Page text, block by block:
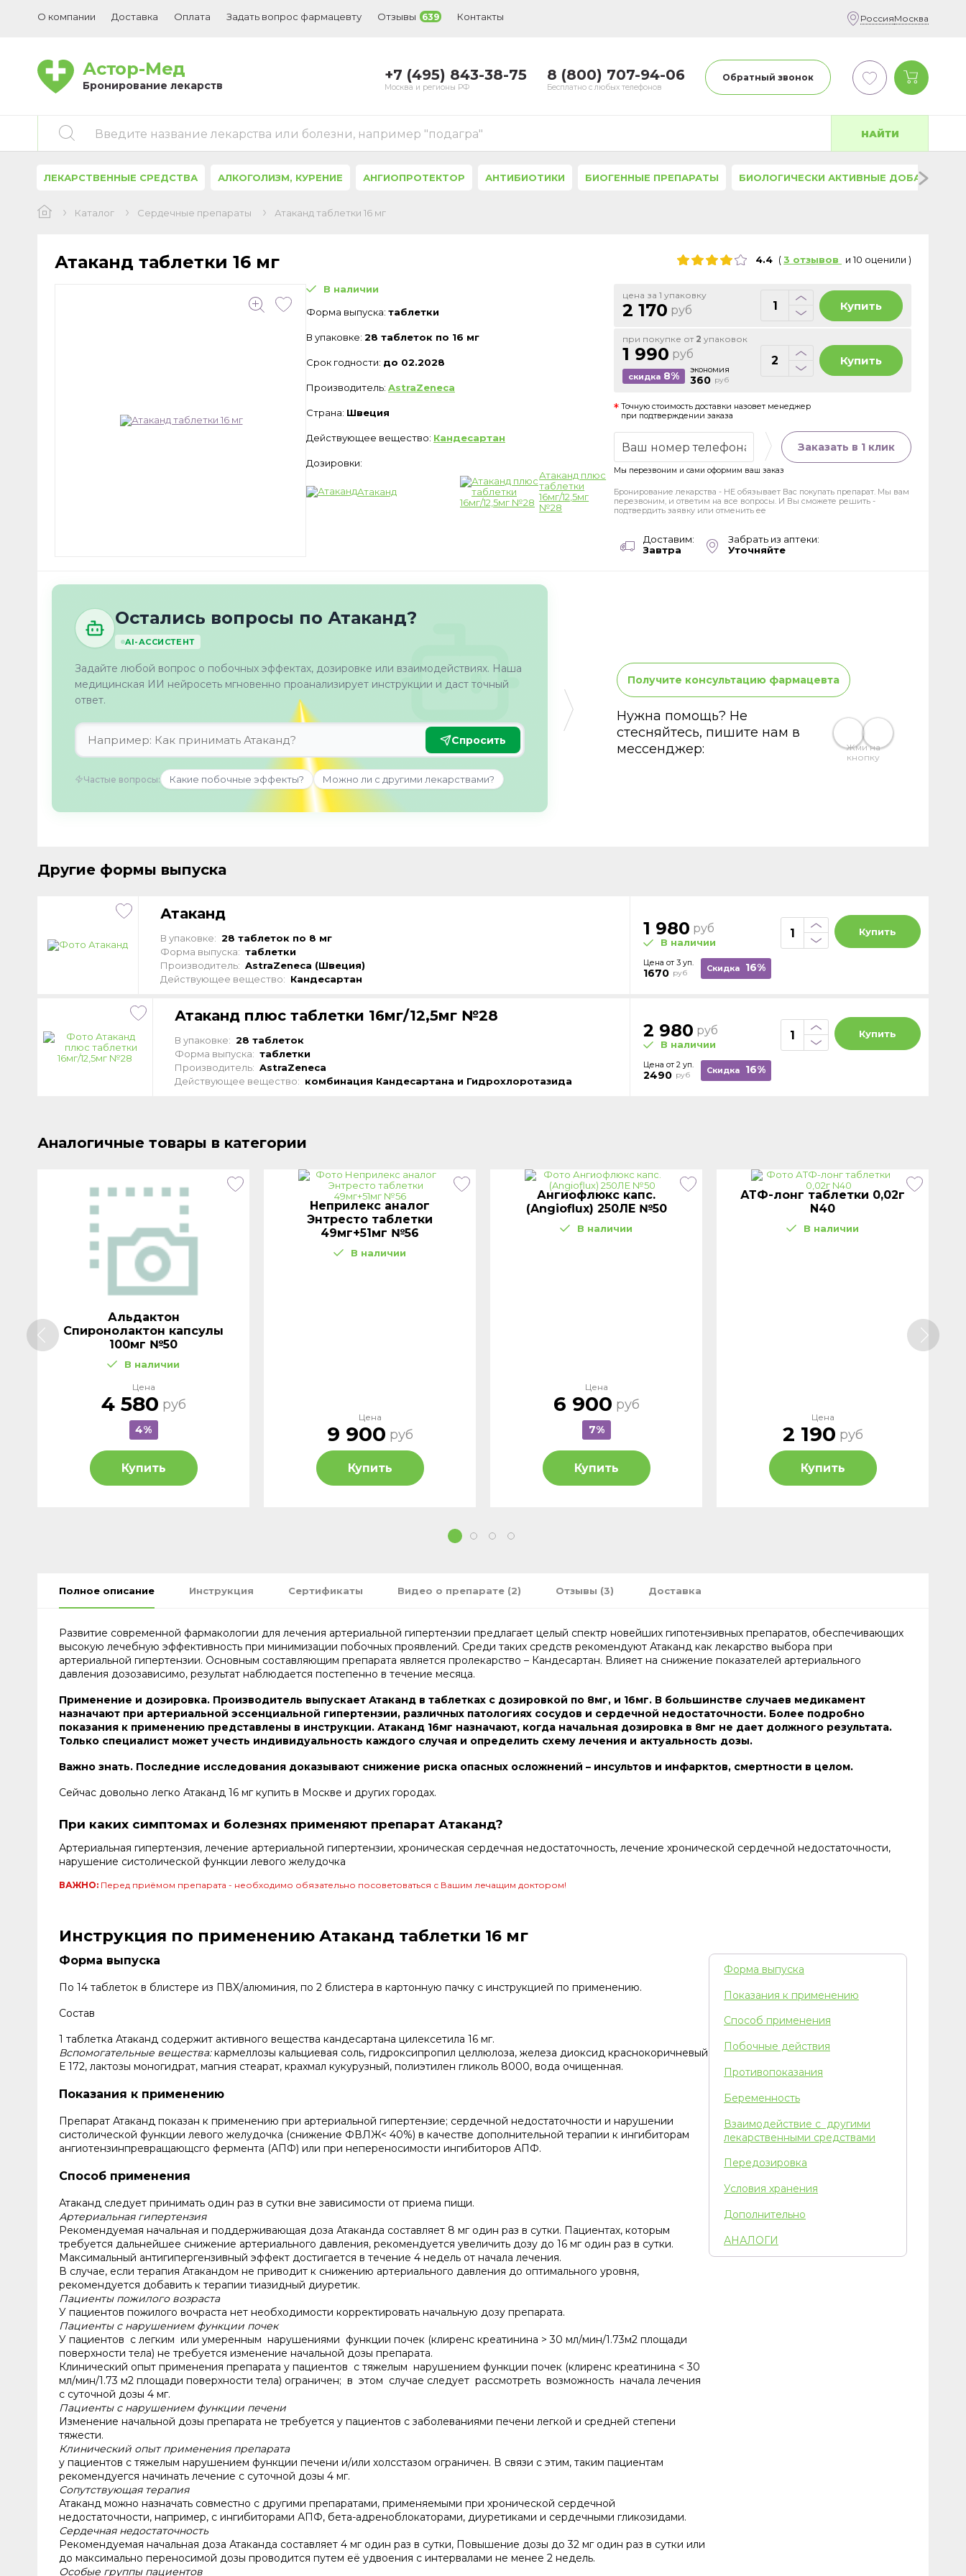
О компании Доставка Оплата Задать вопрос фармацевту Отзывы 639 Контакты РоссияМосква
Астор-Мед
Бронирование лекарств
+7 (495) 843-38-75
Москва и регионы РФ
8 (800) 707-94-06
Бесплатно с любых телефонов
Обратный звонок
Введите название лекарства или болезни, например "подагра" НАЙТИ
ЛЕКАРСТВЕННЫЕ СРЕДСТВА АЛКОГОЛИЗМ, КУРЕНИЕ АНГИОПРОТЕКТОР АНТИБИОТИКИ БИОГЕННЫЕ ПРЕПАРАТЫ БИОЛОГИЧЕСКИ АКТИВНЫЕ ДОБАВКИ
Каталог Сердечные препараты Атаканд таблетки 16 мг
Атаканд таблетки 16 мг 4.4 (3 отзывов и10 оценили )
В наличии
Форма выпуска: таблетки
В упаковке: 28 таблеток по 16 мг
Срок годности: до 02.2028
Производитель: AstraZeneca
Страна: Швеция
Действующее вещество: Кандесартан
Дозировки:
Атаканд
Атаканд плюс
таблетки
16мг/12,5мг
№28
цена за 1 упаковку
2 170 руб Купить
при покупке от 2 упаковок
1 990 руб
скидка 8% экономия
360 руб
Купить
Точную стоимость доставки назовет менеджер
при подтверждении заказа
Заказать в 1 клик
Мы перезвоним и сами оформим ваш заказ
Бронирование лекарства - НЕ обязывает Вас покупать препарат. Мы вам
перезвоним, и ответим на все вопросы. И Вы сможете решить -
подтвердить заявку или отменить ее
Доставим:
Завтра
Забрать из аптеки:
Уточняйте
Остались вопросы по Атаканд?
AI-АССИСТЕНТ
Задайте любой вопрос о побочных эффектах, дозировке или взаимодействиях. Наша
медицинская ИИ нейросеть мгновенно проанализирует инструкции и даст точный
ответ.
Спросить
Частые вопросы: Какие побочные эффекты? Можно ли с другими лекарствами?
Получите консультацию фармацевта
Нужна помощь? Не
стесняйтесь, пишите нам в
мессенджер:
Жми на
кнопку
Другие формы выпуска
Атаканд
В упаковке: 28 таблеток по 8 мг
Форма выпуска: таблетки
Производитель: AstraZeneca (Швеция)
Действующее вещество: Кандесартан
1 980 руб
В наличии
Цена от 3 уп.
1670 руб Скидка 16%
Купить
Атаканд плюс таблетки 16мг/12,5мг №28
В упаковке: 28 таблеток
Форма выпуска: таблетки
Производитель: AstraZeneca
Действующее вещество: комбинация Кандесартана и Гидрохлоротазида
2 980 руб
В наличии
Цена от 2 уп.
2490 руб Скидка 16%
Купить
Аналогичные товары в категории
Альдактон
Cпиронолактон капсулы
100мг №50
В наличии
Цена
4 580 руб
4%
Купить
Неприлекс аналог
Энтресто таблетки
49мг+51мг №56
В наличии
Цена
9 900 руб
Купить
Ангиофлюкс капс.
(Angioflux) 250ЛЕ №50
В наличии
Цена
6 900 руб
7%
Купить
АТФ-лонг таблетки 0,02г
N40
В наличии
Цена
2 190 руб
Купить
Полное описание Инструкция Сертификаты Видео о препарате (2) Отзывы (3) Доставка
Развитие современной фармакологии для лечения артериальной гипертензии предлагает целый спектр новейших гипотензивных препаратов, обеспечивающих
высокую лечебную эффективность при минимизации побочных проявлений. Среди таких средств рекомендуют Атаканд как лекарство выбора при
артериальной гипертензии. Основным составляющим препарата является пролекарство – Кандесартан. Влияет на снижение показателей артериального
давления дозозависимо, результат наблюдается постепенно в течение месяца.
Применение и дозировка. Производитель выпускает Атаканд в таблетках с дозировкой по 8мг, и 16мг. В большинстве случаев медикамент
назначают при артериальной эссенциальной гипертензии, различных патологиях сосудов и сердечной недостаточности. Более подробно
показания к применению представлены в инструкции. Атаканд 16мг назначают, когда начальная дозировка в 8мг не дает должного результата.
Только специалист может учесть индивидуальность каждого случая и определить схему лечения и актуальность дозы.
Важно знать. Последние исследования доказывают снижение риска опасных осложнений – инсультов и инфарктов, смертности в целом.
Сейчас довольно легко Атаканд 16 мг купить в Москве и других городах.
При каких симптомах и болезнях применяют препарат Атаканд?
Артериальная гипертензия, лечение артериальной гипертензии, хроническая сердечная недостаточность, лечение хронической сердечной недостаточности,
нарушение систолической функции левого желудочка
ВАЖНО: Перед приёмом препарата - необходимо обязательно посоветоваться с Вашим лечащим доктором!
Инструкция по применению Атаканд таблетки 16 мг
Форма выпуска
По 14 таблеток в блистере из ПВХ/алюминия, по 2 блистера в картонную пачку с инструкцией по применению.
Состав
1 таблетка Атаканд содержит активного вещества кандесартана цилексетила 16 мг.
Вспомогательные вещества:кармеллозы кальциевая соль, гидроксипропил целлюлоза, железа диоксид краснокоричневый
Е 172, лактозы моногидрат, магния стеарат, крахмал кукурузный, полиэтилен гликоль 8000, вода очищенная.
Показания к применению
Препарат Атаканд показан к применению при артериальной гипертензие; сердечной недостаточности и нарушении
систолической функции левого желудочка (снижение ФВЛЖ< 40%) в качестве дополнительной терапии к ингибиторам
ангиотензинпревращающсго фермента (АПФ) или при непереносимости ингибиторов АПФ.
Способ применения
Атаканд следует принимать один раз в сутки вне зависимости от приема пищи.
Артериальная гипертензия
Рекомендуемая начальная и поддерживающая доза Атаканда составляет 8 мг один раз в сутки. Пациентах, которым
требуется дальнейшее снижение артериального давления, рекомендуется увеличить дозу до 16 мг один раз в сутки.
Максимальный антигипергензивный эффект достигается в течение 4 недель от начала лечения.
В случае, если терапия Атакандом не приводит к снижению артериального давления до оптимального уровня,
рекомендуется добавить к терапии тиазидный диуретик.
Пациенты пожилого возраста
У пациентов пожилого вочраста нет необходимости корректировать начальную дозу препарата.
Пациенты с нарушением функции почек
У пациентов с легким или умеренным нарушениями функции почек (клиренс креатинина > 30 мл/мин/1.73м2 площади
поверхности тела) не требуется изменение начальной дозы препарата.
Клинический опыт применения препарата у пациентов с тяжелым нарушением функции почек (клиренс креатинина < 30
мл/мин/1.73 м2 площади поверхности тела) ограничен; в этом случае следует рассмотреть возможность начала лечения
с суточной дозы 4 мг.
Пациенты с нарушением функции печени
Изменение начальной дозы препарата не требуется у пациентов с заболеваниями печени легкой и средней степени
тяжести.
Клинический опыт применения препарата
у пациентов с тяжелым нарушением функции печени и/или холсстазом ограничен. В связи с этим, таким пациентам
рекомендуегся начинать лечение с суточной дозы 4 мг.
Сопутствующая терапия
Атаканд можно назначать совместно с другими препаратами, применяемыми при хронической сердечной
недостаточности, например, с ингибиторами АПФ, бета-адреноблокаторами, диуретиками и сердечными гликозидами.
Сердечная недостаточность
Рекомендуемая начальная доза Атаканда составляет 4 мг один раз в сутки, Повышение дозы до 32 мг один раз в сутки или
до максимально переносимой дозы проводится путем её удвоения с интервалами не менее 2 недель.
Особые группы пациентов
Форма выпуска
Показания к применению
Способ применения
Побочные действия
Противопоказания
Беременность
Взаимодействие с другими
лекарственными средствами
Передозировка
Условия хранения
Дополнительно
АНАЛОГИ